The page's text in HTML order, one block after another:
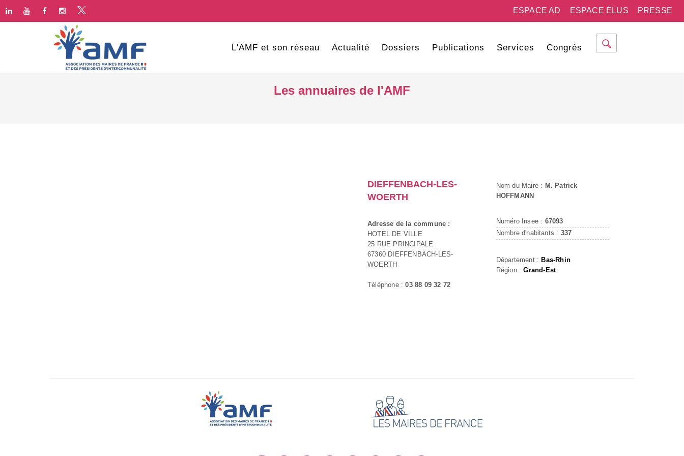
PRESSE
ESPACE ÉLUS
ESPACE AD
L'AMF et son réseau Actualité Dossiers Publications Services Congrès
Les annuaires de l'AMF
DIEFFENBACH-LES-
WOERTH
Adresse de la commune :
HOTEL DE VILLE
25 RUE PRINCIPALE
67360 DIEFFENBACH-LES-
WOERTH
Téléphone :03 88 09 32 72
Nom du Maire : M. Patrick
HOFFMANN
Numéro Insee : 67093
Nombre d'habitants : 337
Département : Bas-Rhin
Région :Grand-Est